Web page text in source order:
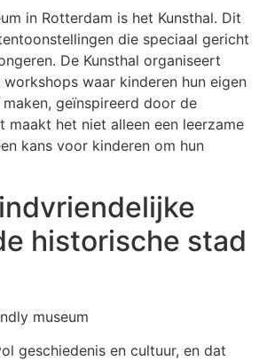
in Rotterdam is het Kunsthal. Dit
die speciaal gericht
De Kunsthal organiseert
waar kinderen hun eigen
geïnspireerd door de
maakt het niet alleen een leerzame
kans voor kinderen om hun
historische stad
geschiedenis en cultuur, en dat